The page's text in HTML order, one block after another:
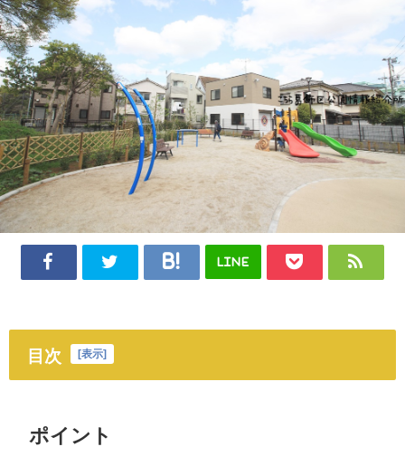
LINE
目次 [表示]
ポイント